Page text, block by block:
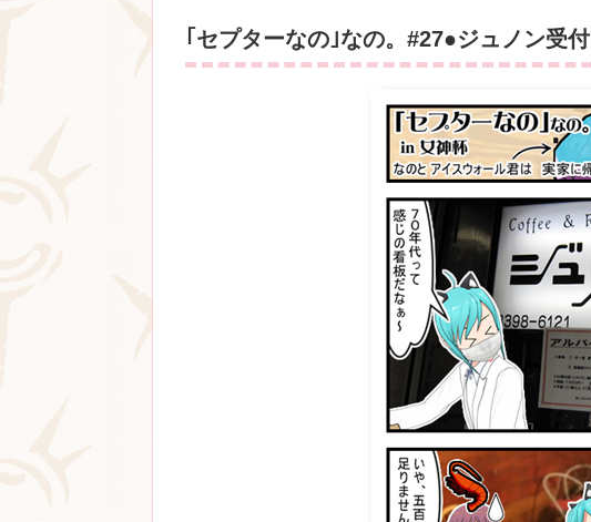
｢セプターなの｣なの。#27●ジュノン受付